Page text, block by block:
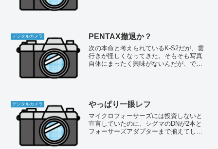
デジタルカメラ PENTAX撤退か？
次の本命と考えられているK-S2だが、雲
行きが怪しくなってきた。そもそも写真
自体にまったく興味がないんだが、でか
デジタルカメラ やっぱり一眼レフ
マイクロフォーサーズには投資しないと
宣言していたのに、シグマのDNが2本と
フォーサーズアダプターまで揃えてしま